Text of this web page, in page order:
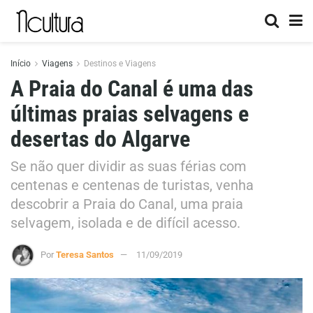
Início Viagens Destinos e Viagens
A Praia do Canal é uma das
últimas praias selvagens e
desertas do Algarve
Se não quer dividir as suas férias com
centenas e centenas de turistas, venha
descobrir a Praia do Canal, uma praia
selvagem, isolada e de difícil acesso.
Por Teresa Santos 11/09/2019